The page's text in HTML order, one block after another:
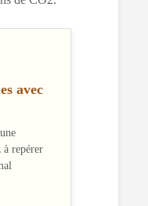
avec
à repérer